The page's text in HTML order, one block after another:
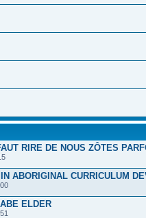
RIRE DE NOUS ZÔTES
ABORIGINAL CURRICULUM
ELDER